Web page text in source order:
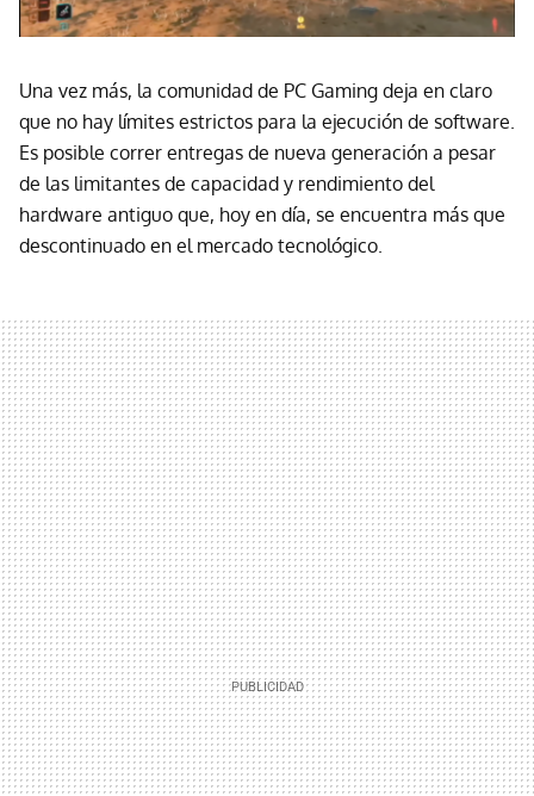
Una vez más, la comunidad de PC Gaming deja en claro
que no hay límites estrictos para la ejecución de software.
Es posible correr entregas de nueva generación a pesar
de las limitantes de capacidad y rendimiento del
hardware antiguo que, hoy en día, se encuentra más que
descontinuado en el mercado tecnológico.